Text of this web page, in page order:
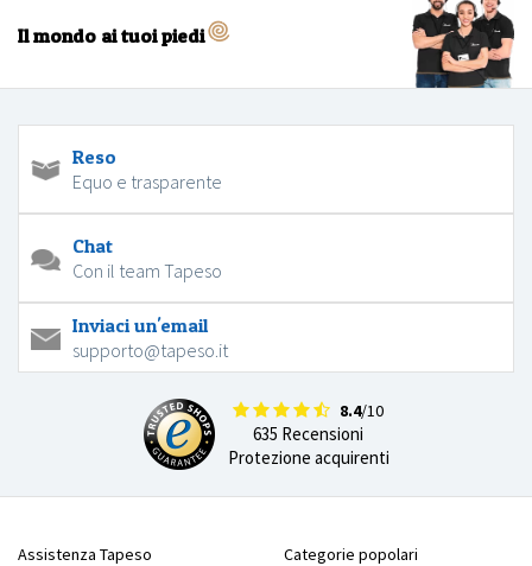
Il mondo ai tuoi piedi
Reso
Equo e trasparente
Chat
Con il team Tapeso
Inviaci un'email
supporto@tapeso.it
8.4/10
635 Recensioni
Protezione acquirenti
Assistenza Tapeso
Categorie popolari